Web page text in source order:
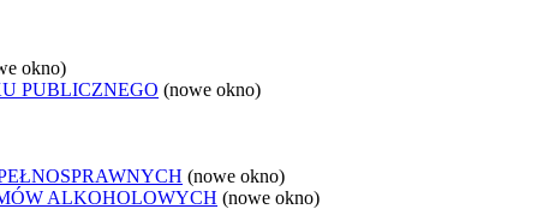
okno)
PUBLICZNEGO (nowe okno)
(nowe okno)
ALKOHOLOWYCH (nowe okno)